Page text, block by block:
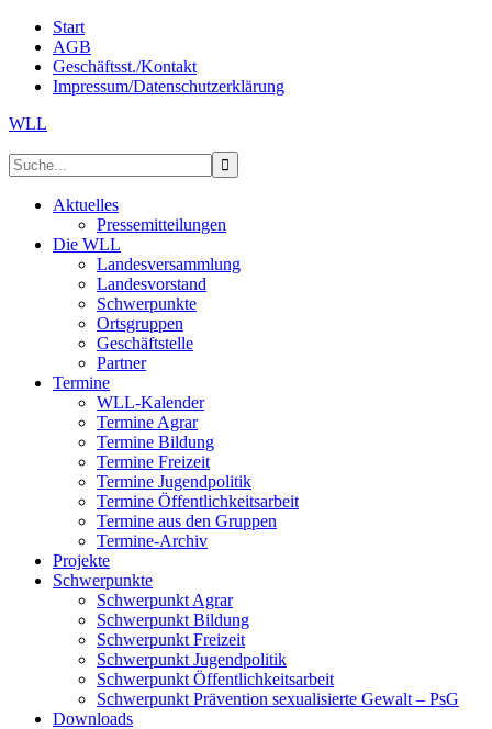
Start
AGB
Geschäftsst./Kontakt
Impressum/Datenschutzerklärung
WLL
Aktuelles
Pressemitteilungen
Die WLL
Landesversammlung
Landesvorstand
Schwerpunkte
Ortsgruppen
Geschäftstelle
Partner
Termine
WLL-Kalender
Termine Agrar
Termine Bildung
Termine Freizeit
Termine Jugendpolitik
Termine Öffentlichkeitsarbeit
Termine aus den Gruppen
Termine-Archiv
Projekte
Schwerpunkte
Schwerpunkt Agrar
Schwerpunkt Bildung
Schwerpunkt Freizeit
Schwerpunkt Jugendpolitik
Schwerpunkt Öffentlichkeitsarbeit
Schwerpunkt Prävention sexualisierte Gewalt – PsG
Downloads